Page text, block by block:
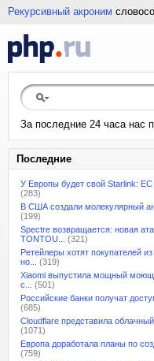
Рекурсивный акроним
За последние 24 часа нас
Последние
У Европы будет свой Starlink: ЕС
(283)
В США создали молекулярный
(199)
Spectre возвращается: новая
TONTOU...
(321)
Ретейлеры хотят покупателей
но...
(319)
Xiaomi выпустила мощный
с...
(501)
Российские банки получат
(685)
Cloudflare представила облачный
(1071)
Европа доработала планы по
(759)